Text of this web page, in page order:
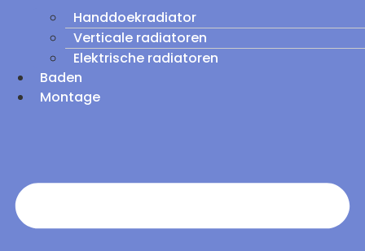
Handdoekradiator
Verticale radiatoren
Elektrische radiatoren
Baden
Montage